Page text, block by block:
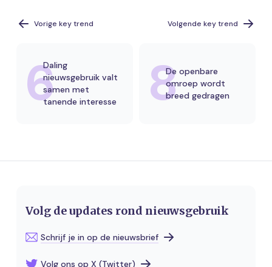
Vorige key trend
6Daling
nieuwsgebruik valt
samen met
tanende interesse
Volgende key trend
8De openbare
omroep wordt
breed gedragen
Volg de updates rond nieuwsgebruik
Schrijf je in op de nieuwsbrief
Volg ons op X (Twitter)